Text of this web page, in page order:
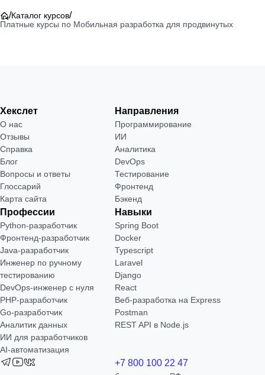
/Каталог курсов/
Платные курсы по Мобильная разработка для продвинутых
Хекслет
О нас
Отзывы
Справка
Блог
Вопросы и ответы
Глоссарий
Карта сайта
Направления
Программирование
ИИ
Аналитика
DevOps
Тестирование
Фронтенд
Бэкенд
Профессии
Python-разработчик
Фронтенд-разработчик
Java-разработчик
Инженер по ручному
тестированию
DevOps-инженер с нуля
РНР-разработчик
Go-разработчик
Аналитик данных
ИИ для разработчиков
AI-автоматизация
Навыки
Spring Boot
Docker
Typescript
Laravel
Django
React
Веб-разработка на Express
Postman
REST API в Node.js
+7 800 100 22 47